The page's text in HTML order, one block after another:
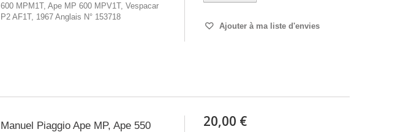
600 MPM1T, Ape MP 600 MPV1T, Vespacar
P2 AF1T, 1967 Anglais N° 153718
Ajouter à ma liste d'envies
Manuel Piaggio Ape MP, Ape 550
20,00 €